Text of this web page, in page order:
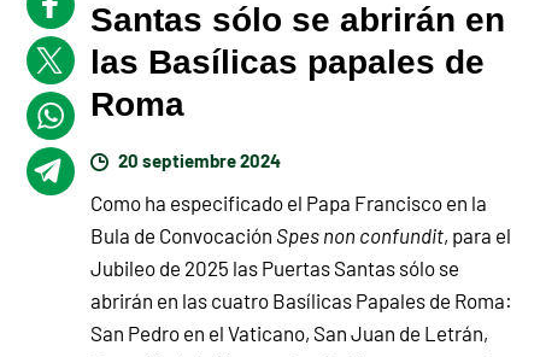
Santas sólo se abrirán en
las Basílicas papales de
Roma
20 septiembre 2024
Como ha especificado el Papa Francisco en la
Bula de Convocación Spes non confundit, para el
Jubileo de 2025 las Puertas Santas sólo se
abrirán en las cuatro Basílicas Papales de Roma:
San Pedro en el Vaticano, San Juan de Letrán,